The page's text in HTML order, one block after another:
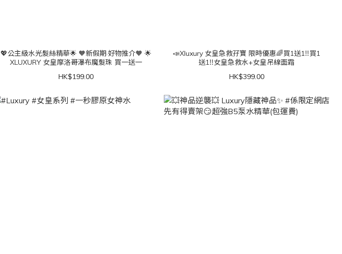
💖公主級水光髮絲精華🌟 🧡新假期·好物推介🧡 🌟
XLUXURY 女皇摩洛哥瀑布魔髮珠 買一送一
HK$199.00
📣Xluxury 女皇急救孖寶 限時優惠🌈買1送1‼️買1
送1‼️女皇急救水+女皇吊線面霜
HK$399.00